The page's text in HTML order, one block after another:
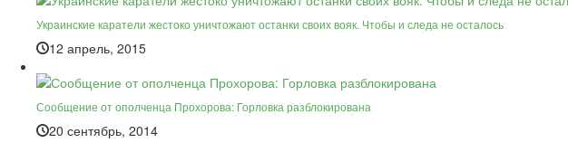
Украинские каратели жестоко уничтожают останки своих вояк. Чтобы и следа не осталось
12 апрель, 2015
Сообщение от ополченца Прохорова: Горловка разблокирована
20 сентябрь, 2014